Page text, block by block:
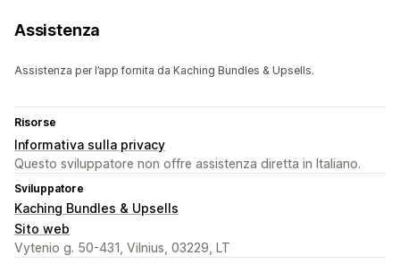
Assistenza
Assistenza per l’app fornita da Kaching Bundles & Upsells.
Risorse
Informativa sulla privacy
Questo sviluppatore non offre assistenza diretta in Italiano.
Sviluppatore
Kaching Bundles & Upsells
Sito web
Vytenio g. 50-431, Vilnius, 03229, LT